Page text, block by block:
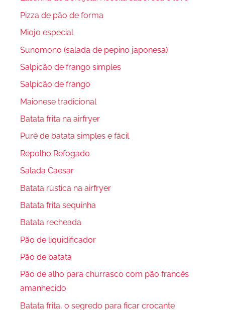
Pizza de pão de forma
Miojo especial
Sunomono (salada de pepino japonesa)
Salpicão de frango simples
Salpicão de frango
Maionese tradicional
Batata frita na airfryer
Purê de batata simples e fácil
Repolho Refogado
Salada Caesar
Batata rústica na airfryer
Batata frita sequinha
Batata recheada
Pão de liquidificador
Pão de batata
Pão de alho para churrasco com pão francês
amanhecido
Batata frita, o segredo para ficar crocante